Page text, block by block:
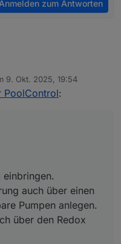
Anmelden zum Antworten
Pumpen anlegen.
die Salzwasser
700-749 Pumpe
schaltet zu 650-699 auf
PH aus über 7,3 PH
9. Okt. 2025, 19:54
von
PoolControl:
auch über einen
Pumpen anlegen.
über den Redox